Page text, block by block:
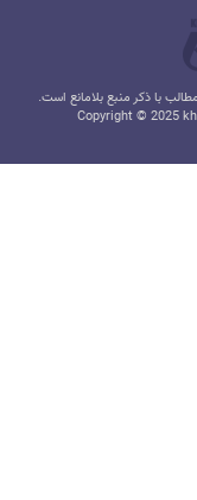
با ذکر منبع بلامانع است.
Copyright © 2025